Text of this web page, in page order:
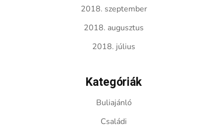
2018. szeptember
2018. augusztus
2018. július
Kategóriák
Buliajánló
Családi